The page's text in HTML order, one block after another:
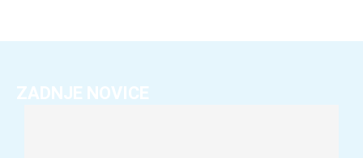
ZADNJE NOVICE